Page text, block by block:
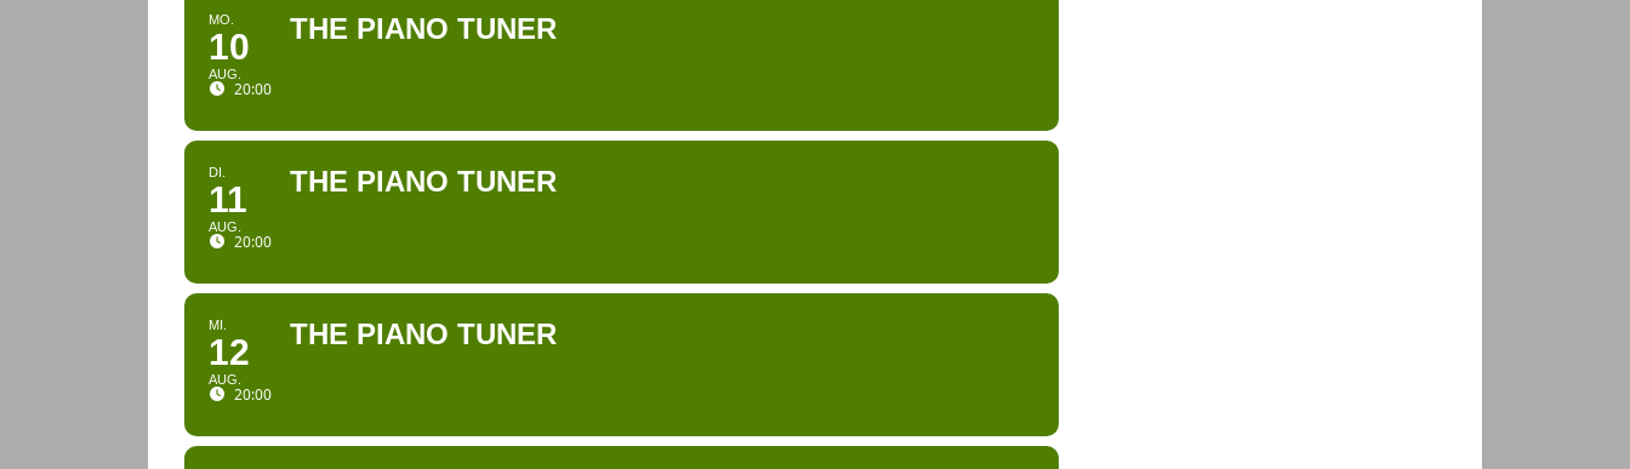
MO.
10
AUG.
20:00
THE PIANO TUNER
DI.
11
AUG.
20:00
THE PIANO TUNER
MI.
12
AUG.
20:00
THE PIANO TUNER